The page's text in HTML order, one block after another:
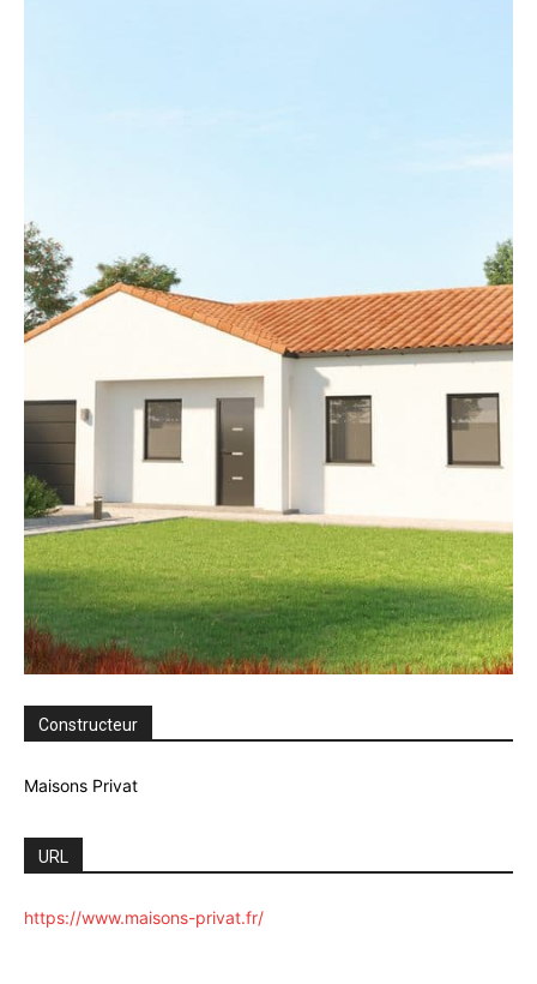
Constructeur
Maisons Privat
URL
https://www.maisons-privat.fr/